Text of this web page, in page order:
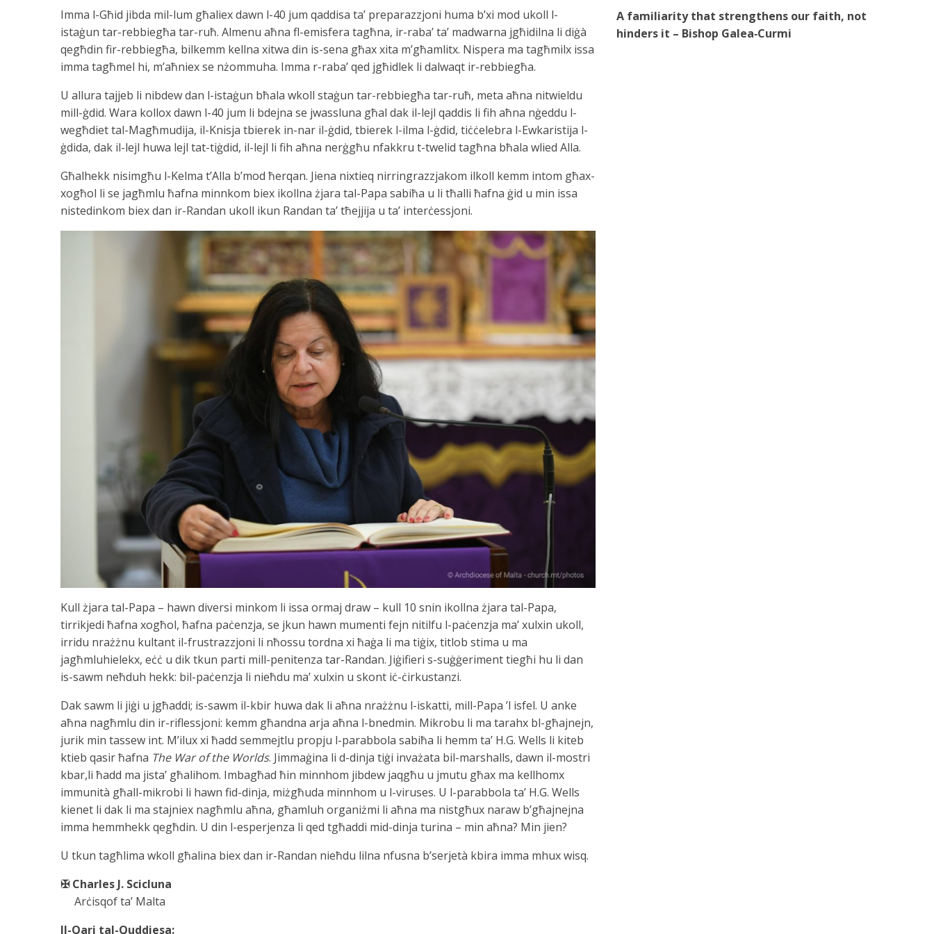
Imma l-Għid jibda mil-lum għaliex dawn l-40 jum qaddisa ta’ preparazzjoni huma b’xi mod ukoll l-
istaġun tar-rebbiegħa tar-ruħ. Almenu aħna fl-emisfera tagħna, ir-raba’ ta’ madwarna jgħidilna li diġà
qegħdin fir-rebbiegħa, bilkemm kellna xitwa din is-sena għax xita m’għamlitx. Nispera ma tagħmilx issa
imma tagħmel hi, m’aħniex se nżommuha. Imma r-raba’ qed jgħidlek li dalwaqt ir-rebbiegħa.
U allura tajjeb li nibdew dan l-istaġun bħala wkoll staġun tar-rebbiegħa tar-ruħ, meta aħna nitwieldu
mill-ġdid. Wara kollox dawn l-40 jum li bdejna se jwassluna għal dak il-lejl qaddis li fih aħna nġeddu l-
wegħdiet tal-Magħmudija, il-Knisja tbierek in-nar il-ġdid, tbierek l-ilma l-ġdid, tiċċelebra l-Ewkaristija l-
ġdida, dak il-lejl huwa lejl tat-tiġdid, il-lejl li fih aħna nerġgħu nfakkru t-twelid tagħna bħala wlied Alla.
Għalhekk nisimgħu l-Kelma t’Alla b’mod ħerqan. Jiena nixtieq nirringrazzjakom ilkoll kemm intom għax-
xogħol li se jagħmlu ħafna minnkom biex ikollna żjara tal-Papa sabiħa u li tħalli ħafna ġid u min issa
nistedinkom biex dan ir-Randan ukoll ikun Randan ta’ tħejjija u ta’ interċessjoni.
Kull żjara tal-Papa – hawn diversi minkom li issa ormaj draw – kull 10 snin ikollna żjara tal-Papa,
tirrikjedi ħafna xogħol, ħafna paċenzja, se jkun hawn mumenti fejn nitilfu l-paċenzja ma’ xulxin ukoll,
irridu nrażżnu kultant il-frustrazzjoni li nħossu tordna xi ħaġa li ma tiġix, titlob stima u ma
jagħmluhielekx, eċċ u dik tkun parti mill-penitenza tar-Randan. Jiġifieri s-suġġeriment tiegħi hu li dan
is-sawm neħduh hekk: bil-paċenzja li nieħdu ma’ xulxin u skont iċ-ċirkustanzi.
Dak sawm li jiġi u jgħaddi; is-sawm il-kbir huwa dak li aħna nrażżnu l-iskatti, mill-Papa ’l isfel. U anke
aħna nagħmlu din ir-riflessjoni: kemm għandna arja aħna l-bnedmin. Mikrobu li ma tarahx bl-għajnejn,
jurik min tassew int. M’ilux xi ħadd semmejtlu propju l-parabbola sabiħa li hemm ta’ H.G. Wells li kiteb
ktieb qasir ħafna The War of the Worlds. Jimmaġina li d-dinja tiġi invażata bil-marshalls, dawn il-mostri
kbar,li ħadd ma jista’ għalihom. Imbagħad ħin minnhom jibdew jaqgħu u jmutu għax ma kellhomx
immunità għall-mikrobi li hawn fid-dinja, miżgħuda minnhom u l-viruses. U l-parabbola ta’ H.G. Wells
kienet li dak li ma stajniex nagħmlu aħna, għamluh organiżmi li aħna ma nistgħux naraw b’għajnejna
imma hemmhekk qegħdin. U din l-esperjenza li qed tgħaddi mid-dinja turina – min aħna? Min jien?
U tkun tagħlima wkoll għalina biex dan ir-Randan nieħdu lilna nfusna b’serjetà kbira imma mhux wisq.
✠ Charles J. Scicluna
Arċisqof ta’ Malta
Il-Qari tal-Quddiesa:
A familiarity that strengthens our faith, not
hinders it – Bishop Galea‑Curmi